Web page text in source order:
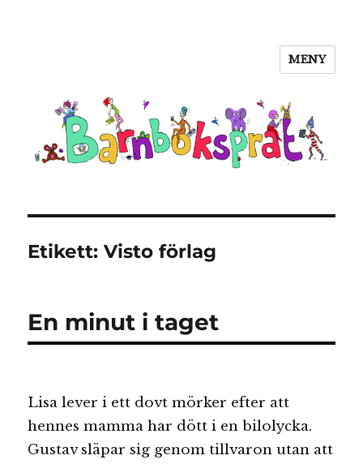
MENY
Etikett:Visto förlag
En minut i taget
Lisa lever i ett dovt mörker efter att
hennes mamma har dött i en bilolycka.
Gustav släpar sig genom tillvaron utan att